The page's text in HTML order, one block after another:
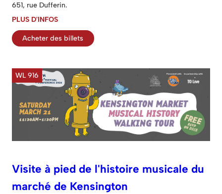
651, rue Dufferin.
PLUS D'INFOS
Acheter des billets
WL 916
Visite à pied de l'histoire musicale du
marché de Kensington